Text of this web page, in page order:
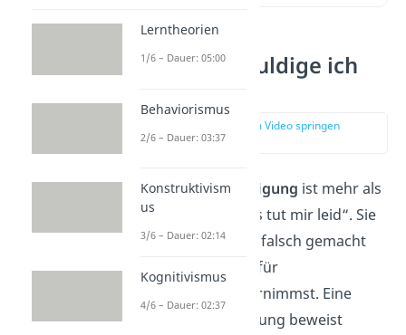
Wann entschuldige ich
zur Stelle im Video springen
(00:11)
Einegute Entschuldigung ist mehr als
nur ein einfaches „Es tut mir leid“. Sie
zeigt, dass du etwas falsch gemacht
hast und dass du dafür
übernimmst. Eine
ehrliche Entschuldigung beweist
Lerntheorien
1/6 – Dauer: 05:00
Behaviorismus
2/6 – Dauer: 03:37
Konstruktivism
us
3/6 – Dauer: 02:14
Kognitivismus
4/6 – Dauer: 02:37